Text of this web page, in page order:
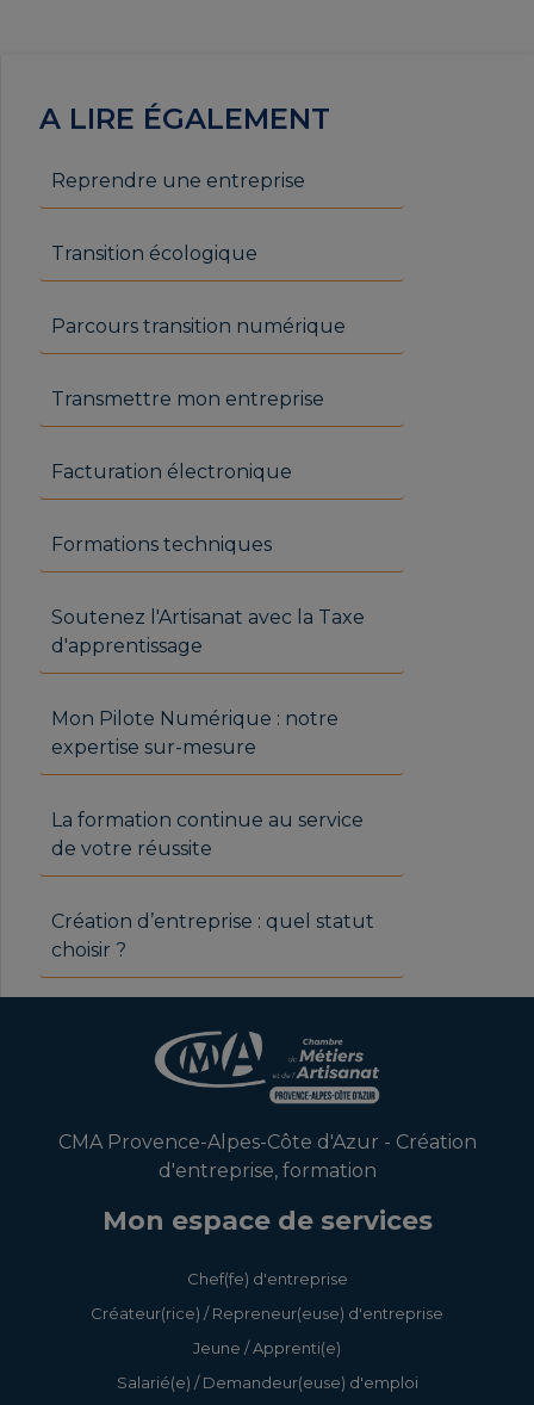
A LIRE ÉGALEMENT
Reprendre une entreprise
Transition écologique
Parcours transition numérique
Transmettre mon entreprise
Facturation électronique
Formations techniques
Soutenez l'Artisanat avec la Taxe
d'apprentissage
Mon Pilote Numérique : notre
expertise sur-mesure
La formation continue au service
de votre réussite
Création d’entreprise : quel statut
choisir ?
CMA Provence-Alpes-Côte d'Azur - Création
d'entreprise, formation
Mon espace de services
Chef(fe) d'entreprise
Créateur(rice) / Repreneur(euse) d'entreprise
Jeune / Apprenti(e)
Salarié(e) / Demandeur(euse) d'emploi